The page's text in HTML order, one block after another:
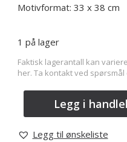
Motivformat: 33 x 38 cm
1 på lager
Faktisk lagerantall kan
her. Ta kontakt ved
Legg i
Legg til ønskeliste